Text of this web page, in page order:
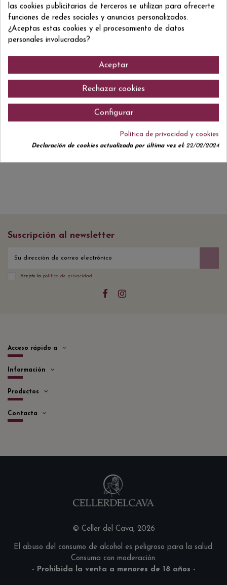
Edición limitada creada originalmente para el mercado japonés mezcla
alrededor de 40 whiskeys diferentes para lograr una suavidad, finura y
elegancia excepcional.
Comentarios (0)
No hay reseñas de clientes en este momento.
Suscripción al newsletter
Acepto la política de privacidad
Acceso rápido a
Información
Productos
Contacta
© Celler del Cava, 2026
El abuso del consumo de alcohol es peligroso para la salud.
Consuma con moderación.
- Prohibida la venta a menores de 18 años -
las cookies publicitarias de terceros se utilizan para ofrecerte
funciones de redes sociales y anuncios personalizados.
¿Aceptas estas cookies y el procesamiento de datos
personales involucrados?
Aceptar
Rechazar cookies
Configurar
Política de privacidad y cookies
Declaración de cookies actualizada por última vez el:22/02/2024